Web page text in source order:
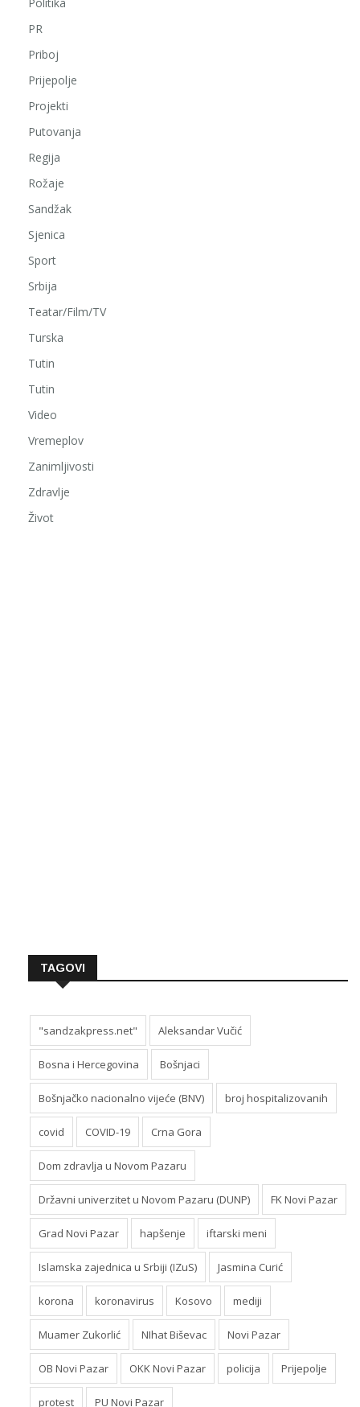
PR
Priboj
Prijepolje
Projekti
Putovanja
Regija
Rožaje
Sandžak
Sjenica
Sport
Srbija
Teatar/Film/TV
Turska
Tutin
Tutin
Video
Vremeplov
Zanimljivosti
Zdravlje
Život
TAGOVI
"sandzakpress.net" Aleksandar Vučić
Bosna i Hercegovina Bošnjaci
Bošnjačko nacionalno vijeće (BNV) broj hospitalizovanih
covid COVID-19 Crna Gora
Dom zdravlja u Novom Pazaru
Državni univerzitet u Novom Pazaru (DUNP) FK Novi Pazar
Grad Novi Pazar hapšenje iftarski meni
Islamska zajednica u Srbiji (IZuS) Jasmina Curić
korona koronavirus Kosovo mediji
Muamer Zukorlić NIhat Biševac Novi Pazar
OB Novi Pazar OKK Novi Pazar policija Prijepolje
protest PU Novi Pazar